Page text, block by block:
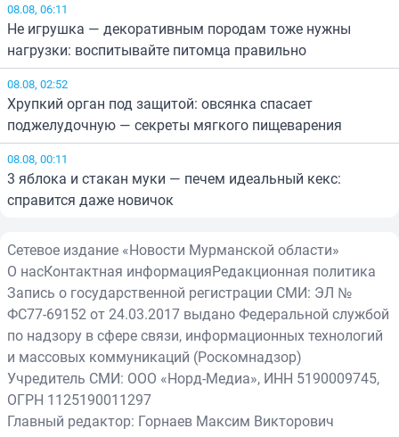
08.08, 06:11
Не игрушка — декоративным породам тоже нужны
нагрузки: воспитывайте питомца правильно
08.08, 02:52
Хрупкий орган под защитой: овсянка спасает
поджелудочную — секреты мягкого пищеварения
08.08, 00:11
3 яблока и стакан муки — печем идеальный кекс:
справится даже новичок
Сетевое издание «Новости Мурманской области»
О насКонтактная информацияРедакционная политика
Запись о государственной регистрации СМИ: ЭЛ №
ФС77-69152 от 24.03.2017 выдано Федеральной службой
по надзору в сфере связи, информационных технологий
и массовых коммуникаций (Роскомнадзор)
Учредитель СМИ: ООО «Норд-Медиа», ИНН 5190009745,
ОГРН 1125190011297
Главный редактор: Горнаев Максим Викторович